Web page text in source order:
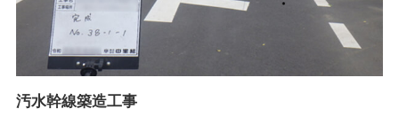
汚水幹線築造工事